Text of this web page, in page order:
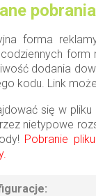
pobrania
forma
dodania
kodu. Link
się w
nietypowe
Pobranie